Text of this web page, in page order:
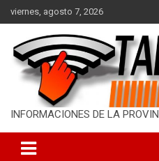
a
viernes, agosto 7, 2026
INFORMACIONES DE LA